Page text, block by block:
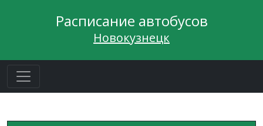
Расписание автобусов
Новокузнецк